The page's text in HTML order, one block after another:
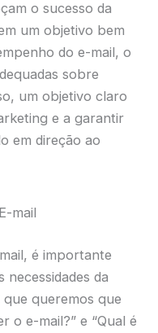
o sucesso da
um objetivo bem
do e-mail, o
sobre
um objetivo claro
e a garantir
em direção ao
mail
é importante
da
queremos que
o e-mail?” e “Qual é